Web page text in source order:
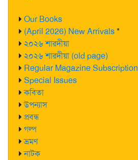
Our Books
(April 2026) New Arrivals*
২০২৬ শারদীয়া
২০২৬ শারদীয়া (old page)
Regular Magazine Subscription
Special Issues
কবিতা
উপন্যাস
প্রবন্ধ
গল্প
ভ্রমণ
নাটক